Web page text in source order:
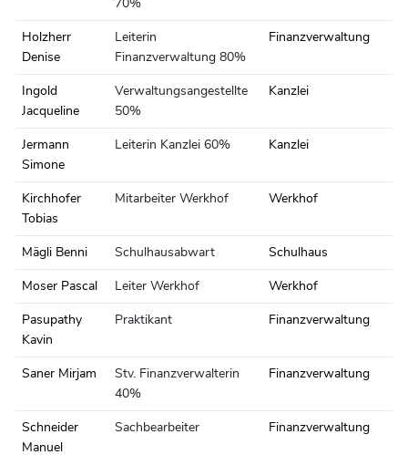
70%
Holzherr
Denise
Leiterin
Finanzverwaltung 80%
Finanzverwaltung
Ingold
Jacqueline
Verwaltungsangestellte
50%
Kanzlei
Jermann
Simone
Leiterin Kanzlei 60% Kanzlei
Kirchhofer
Tobias
Mitarbeiter Werkhof Werkhof
Mägli Benni Schulhausabwart Schulhaus
Moser Pascal Leiter Werkhof Werkhof
Pasupathy
Kavin
Praktikant Finanzverwaltung
Saner Mirjam
Stv. Finanzverwalterin
40%
Finanzverwaltung
Schneider
Manuel
Sachbearbeiter Finanzverwaltung